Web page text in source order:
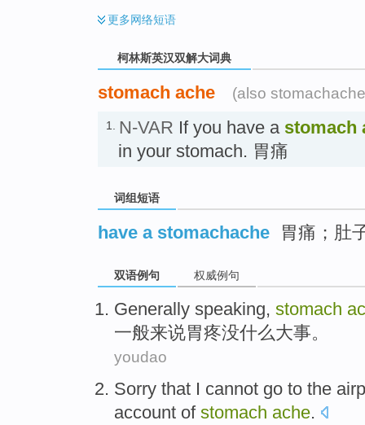
更多网络短语
柯林斯英汉双解大词典
stomach ache (also
1. N-VAR If you have a stomach
in your stomach. 胃痛
词组短语
have a stomachache 胃痛；肚
双语例句 权威例句
Generally speaking, stomach
一般来说胃疼没什么大事。
youdao
Sorry that I cannot go to the
account of stomach ache.